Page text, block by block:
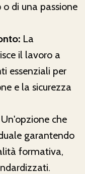
di una passione
La
il lavoro a
essenziali per
e la sicurezza
Un'opzione che
garantendo
formativa,